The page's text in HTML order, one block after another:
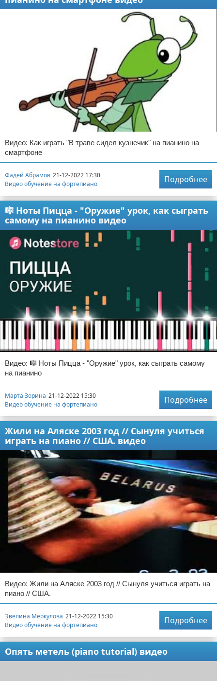
Видео: Как играть "В траве сидел кузнечик" на пианино на
смартфоне
Фадей Абрамов 21-12-2022 17:30
Видео обучение на фортепиано
Подробнее
🎼 Ноты Пицца - "Оружие" урок, как сыграть
самому на пианино видео
Видео: 🎼 Ноты Пицца - "Оружие" урок, как сыграть самому
на пианино
Марта Зорина 21-12-2022 15:30
Видео обучение на фортепиано
Подробнее
Жили на Аляске 2003 год // Сынуля учиться
играть на пиано // США. видео
Видео: Жили на Аляске 2003 год // Сынуля учиться играть на
пиано // США.
Эвелина Меркулова 21-12-2022 15:30
Видео обучение на фортепиано
Подробнее
Опять метель (piano tutorial) видео